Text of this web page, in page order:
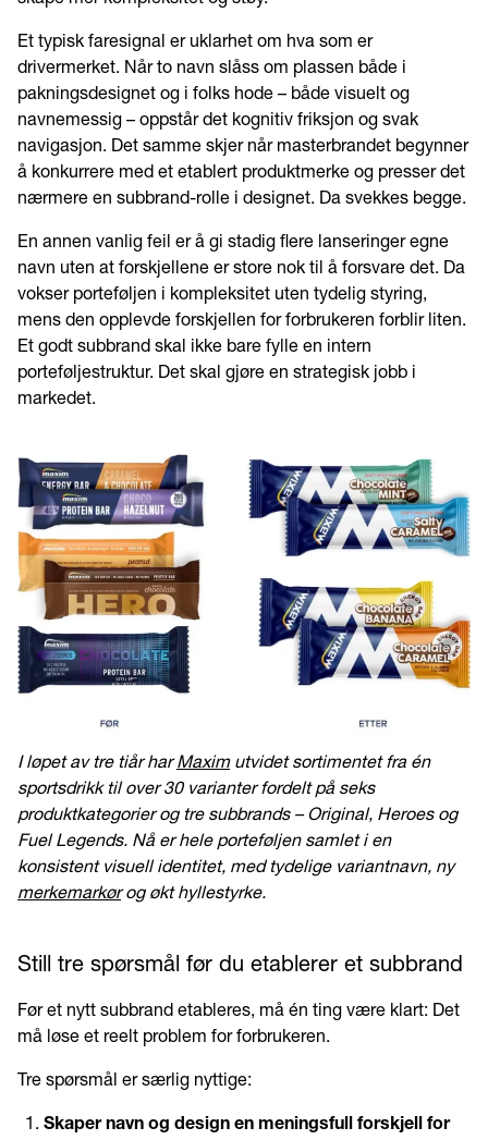
Et typisk faresignal er uklarhet om hva som er
drivermerket. Når to navn slåss om plassen både i
pakningsdesignet og i folks hode – både visuelt og
navnemessig – oppstår det kognitiv friksjon og svak
navigasjon. Det samme skjer når masterbrandet begynner
å konkurrere med et etablert produktmerke og presser det
nærmere en subbrand-rolle i designet. Da svekkes begge.
En annen vanlig feil er å gi stadig flere lanseringer egne
navn uten at forskjellene er store nok til å forsvare det. Da
vokser porteføljen i kompleksitet uten tydelig styring,
mens den opplevde forskjellen for forbrukeren forblir liten.
Et godt subbrand skal ikke bare fylle en intern
porteføljestruktur. Det skal gjøre en strategisk jobb i
markedet.
I løpet av tre tiår harMaximutvidet sortimentet fra én
sportsdrikk til over 30 varianter fordelt på seks
produktkategorier og tre subbrands – Original, Heroes og
Fuel Legends. Nå er hele porteføljen samlet i en
konsistent visuell identitet, med tydelige variantnavn, ny
merkemarkørog økt hyllestyrke.
Still tre spørsmål før du etablerer et subbrand
Før et nytt subbrand etableres, må én ting være klart: Det
må løse et reelt problem for forbrukeren.
Tre spørsmål er særlig nyttige:
Skaper navn og design en meningsfull forskjell for